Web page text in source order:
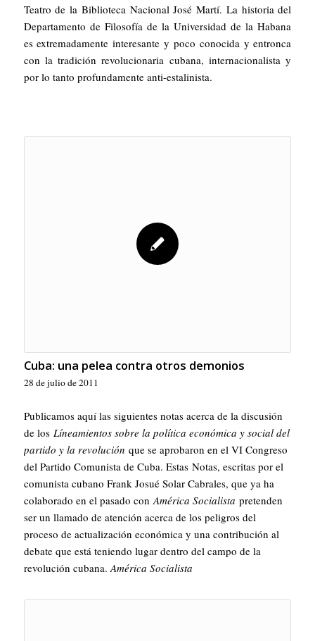
Teatro de la Biblioteca Nacional José Martí. La historia del
Departamento de Filosofía de la Universidad de la Habana
es extremadamente interesante y poco conocida y entronca
con la tradición revolucionaria cubana, internacionalista y
por lo tanto profundamente anti-estalinista.
Cuba: una pelea contra otros demonios
28 de julio de 2011
Publicamos aquí las siguientes notas acerca de la discusión
de los Líneamientos sobre la política económica y social del
partido y la revolución que se aprobaron en el VI Congreso
del Partido Comunista de Cuba. Estas Notas, escritas por el
comunista cubano Frank Josué Solar Cabrales, que ya ha
colaborado en el pasado conAmérica Socialista pretenden
ser un llamado de atención acerca de los peligros del
proceso de actualización económica y una contribución al
debate que está teniendo lugar dentro del campo de la
revolución cubana.América Socialista